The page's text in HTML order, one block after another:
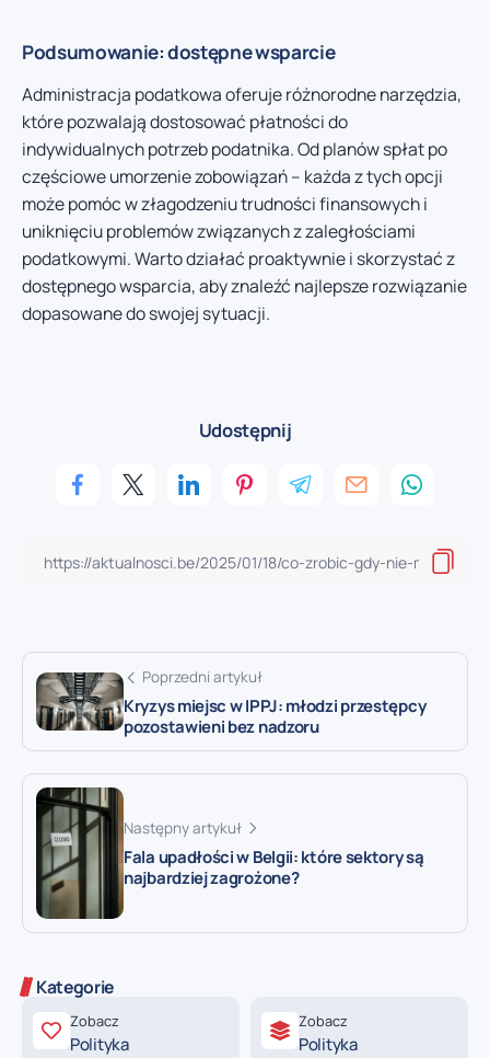
Podsumowanie: dostępne wsparcie
Administracja podatkowa oferuje różnorodne narzędzia,
które pozwalają dostosować płatności do
indywidualnych potrzeb podatnika. Od planów spłat po
częściowe umorzenie zobowiązań – każda z tych opcji
może pomóc w złagodzeniu trudności finansowych i
uniknięciu problemów związanych z zaległościami
podatkowymi. Warto działać proaktywnie i skorzystać z
dostępnego wsparcia, aby znaleźć najlepsze rozwiązanie
dopasowane do swojej sytuacji.
Udostępnij
Poprzedni artykuł
Kryzys miejsc w IPPJ: młodzi przestępcy
pozostawieni bez nadzoru
Następny artykuł
Fala upadłości w Belgii: które sektory są
najbardziej zagrożone?
Kategorie
Zobacz
Polityka
Zobacz
Polityka